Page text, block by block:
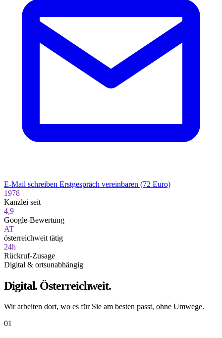
E-Mail schreiben Erstgespräch vereinbaren (72 Euro)
1978
Kanzlei seit
4,9
Google-Bewertung
AT
österreichweit tätig
24h
Rückruf-Zusage
Digital & ortsunabhängig
Digital. Österreichweit.
Wir arbeiten dort, wo es für Sie am besten passt, ohne Umwege.
01